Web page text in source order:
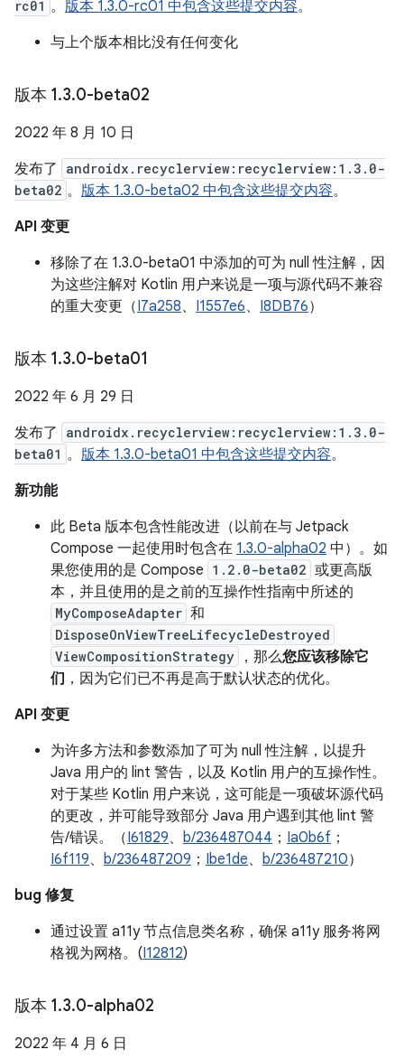
rc01 。 版本 1.3.0-rc01 中包含这些提交内容。
与上个版本相比没有任何变化
版本 1.3.0-beta02
2022 年 8 月 10 日
发布了
androidx.recyclerview:recyclerview:1.3.0-
beta02 。 版本 1.3.0-beta02 中包含这些提交内容。
API 变更
移除了在 1.3.0-beta01 中添加的可为 null 性注解，因
为这些注解对 Kotlin 用户来说是一项与源代码不兼容
的重大变更（I7a258、 I1557e6、 I8DB76）
版本 1.3.0-beta01
2022 年 6 月 29 日
发布了
androidx.recyclerview:recyclerview:1.3.0-
beta01 。 版本 1.3.0-beta01 中包含这些提交内容。
新功能
此 Beta 版本包含性能改进（以前在与 Jetpack
Compose 一起使用时包含在 1.3.0-alpha02 中）。如
果您使用的是 Compose 1.2.0-beta02 或更高版
本，并且使用的是之前的互操作性指南中所述的
MyComposeAdapter 和
DisposeOnViewTreeLifecycleDestroyed
ViewCompositionStrategy
，那么您应该移除它
们 ，因为它们已不再是高于默认状态的优化。
API 变更
为许多方法和参数添加了可为 null 性注解，以提升
Java 用户的 lint 警告，以及 Kotlin 用户的互操作性。
对于某些 Kotlin 用户来说，这可能是一项破坏源代码
的更改，并可能导致部分 Java 用户遇到其他 lint 警
告/错误。（I61829、 b/236487044 ； Ia0b6f ；
I6f119、 b/236487209 ； Ibe1de、 b/236487210）
bug 修复
通过设置 a11y 节点信息类名称，确保 a11y 服务将网
格视为网格。(I12812)
版本 1.3.0-alpha02
2022 年 4 月 6 日